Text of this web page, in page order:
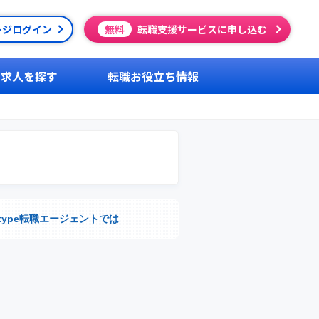
ログイン 無料 転職支援サービスに申し込む
求人を探す 転職お役立ち情報
転職エージェントでは